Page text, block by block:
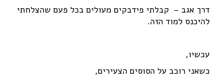
דרך אגב – קבלתי פידבקים מעולים בכל פעם שהצלחתי
להיכנס למוד הזה.
עכשיו,
כשאני רוכב על הסוסים הצעירים,